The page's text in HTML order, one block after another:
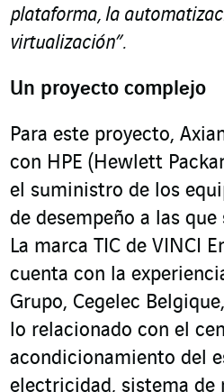
plataforma, la
virtualización”.
Un proyecto complejo
Para este proyecto,
con HPE (Hewlett
el suministro de los
de desempeño a las
La marca TIC de VINCI
cuenta con la
Grupo, Cegelec
lo relacionado con el
acondicionamiento del
electricidad, sistema de